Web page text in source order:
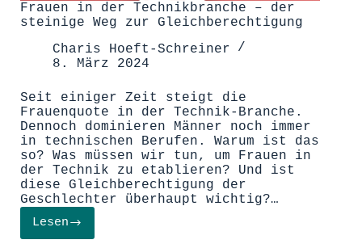
Frauen in der Technikbranche – der
steinige Weg zur Gleichberechtigung
Charis Hoeft-Schreiner
8. März 2024
Seit einiger Zeit steigt die
Frauenquote in der Technik-Branche.
Dennoch dominieren Männer noch immer
in technischen Berufen. Warum ist das
so? Was müssen wir tun, um Frauen in
der Technik zu etablieren? Und ist
diese Gleichberechtigung der
Geschlechter überhaupt wichtig?…
LesenFrauen